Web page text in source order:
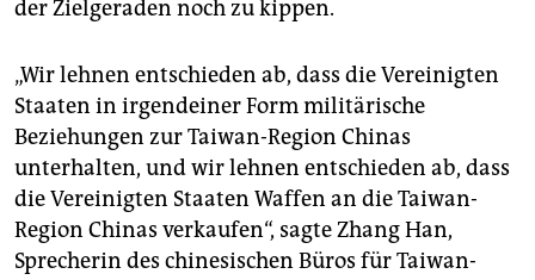
der Zielgeraden noch zu kippen.
„Wir lehnen entschieden ab, dass die Vereinigten
Staaten in irgendeiner Form militärische
Beziehungen zur Taiwan-Region Chinas
unterhalten, und wir lehnen entschieden ab, dass
die Vereinigten Staaten Waffen an die Taiwan-
Region Chinas verkaufen“, sagte Zhang Han,
Sprecherin des chinesischen Büros für Taiwan-